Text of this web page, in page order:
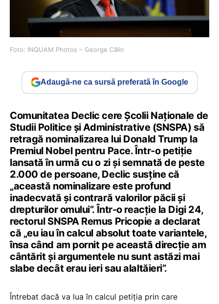
Foto: INQUAM Photos – George Călin
Adaugă-ne ca sursă preferată în Google
Comunitatea Declic cere Școlii Naționale de
Studii Politice și Administrative (SNSPA) să
retragă nominalizarea lui Donald Trump la
Premiul Nobel pentru Pace. Într-o petiție
lansată în urmă cu o zi și semnată de peste
2.000 de persoane, Declic susține că
„această nominalizare este profund
inadecvată și contrară valorilor păcii și
drepturilor omului”. Într-o reacție la Digi 24,
rectorul SNSPA Remus Pricopie a declarat
că „eu iau în calcul absolut toate variantele,
însa când am pornit pe această direcție am
cântărit și argumentele nu sunt astăzi mai
slabe decât erau ieri sau alaltăieri”.
Întrebat dacă va lua în calcul petiția prin care